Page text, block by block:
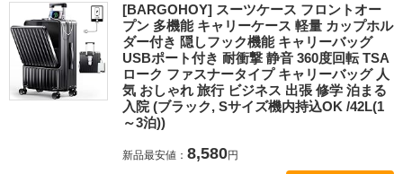
[BARGOHOY] スーツケース フロントオー
プン 多機能 キャリーケース 軽量 カップホル
ダー付き 隠しフック機能 キャリーバッグ
USBポート付き 耐衝撃 静音 360度回転 TSA
ローク ファスナータイプ キャリーバッグ 人
気 おしゃれ 旅行 ビジネス 出張 修学 泊まる
入院 (ブラック, Sサイズ機内持込OK /42L(1
～3泊))
新品最安値： 8,580円